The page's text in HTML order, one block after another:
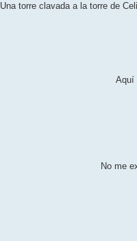
Una torre clavada a la torre de
Aquí
No me